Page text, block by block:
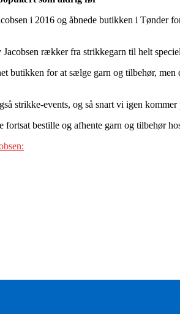
i 2016 og åbnede butikken i Tønder
Jacobsen rækker fra strikkegarn til helt
butikken for at sælge garn og tilbehør,
strikke-events, og så snart vi igen
fortsat bestille og afhente garn og tilbehør